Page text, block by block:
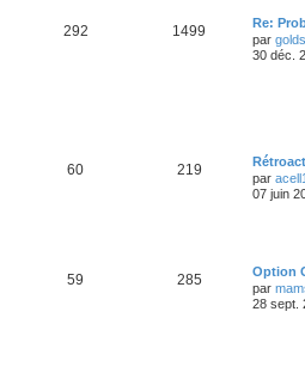
292 1499
Re:
par
30 déc.
60 219
par
07 juin
59 285
Option
par
28 sept.